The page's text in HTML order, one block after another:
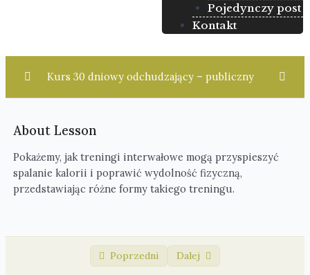
Pojedynczy post
Kontakt
odchudzania
Moduł 2: Zdrowe nawyki żywieniowe 0/5
Moduł 3: Skuteczne strategie treningowe
Kurs 30 dniowy odchudzający – publiczny
About Lesson
Pokażemy, jak treningi interwałowe mogą przyspieszyć
spalanie kalorii i poprawić wydolność fizyczną,
przedstawiając różne formy takiego treningu.
Poprzedni Dalej